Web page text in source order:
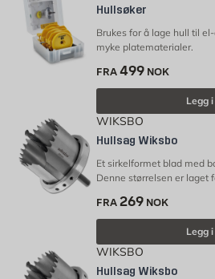
Hullsøker
Brukes for å lage hull til
myke platematerialer.
FRA 499 NOK
Legg
WIKSBO
Hullsag Wiksbo
Et sirkelformet blad med
Denne størrelsen er laget
FRA 269 NOK
Legg
WIKSBO
Hullsag Wiksbo